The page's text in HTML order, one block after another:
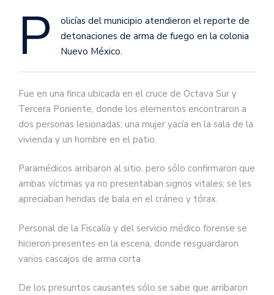
P
olicías del municipio atendieron el reporte de
detonaciones de arma de fuego en la colonia
Nuevo México.
Fue en una finca ubicada en el cruce de Octava Sur y
Tercera Poniente, donde los elementos encontraron a
dos personas lesionadas; una mujer yacía en la sala de la
vivienda y un hombre en el patio.
Paramédicos arribaron al sitio, pero sólo confirmaron que
ambas víctimas ya no presentaban signos vitales; se les
apreciaban heridas de bala en el cráneo y tórax.
Personal de la Fiscalía y del servicio médico forense se
hicieron presentes en la escena, donde resguardaron
varios cascajos de arma corta.
De los presuntos causantes sólo se sabe que arribaron